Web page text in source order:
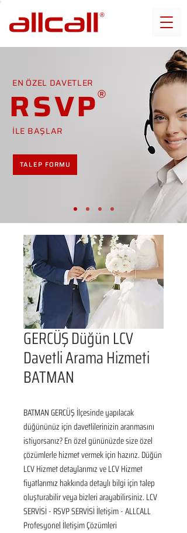
EN ÖZEL DAVETLER
RSVP
İLE BAŞLAR
TALEP FORMU
GERCÜŞ Düğün LCV
Davetli Arama Hizmeti
BATMAN
BATMAN GERCÜŞ İlçesinde yapılacak
düğününüz için davetlilerinizin aranmasını
istiyorsanız? En özel gününüzde size özel
çözümlerle hizmet vermek için hazırız. Düğün
LCV Hizmet detaylarımız ve LCV Hizmet
fiyatlarımız hakkında detaylı bilgi için talep
oluşturabilir veya bizleri arayabilirsiniz. LCV
SERVİSİ - RSVP SERVİSİ İletişim - ALLCALL
Profesyonel İletişim Çözümleri